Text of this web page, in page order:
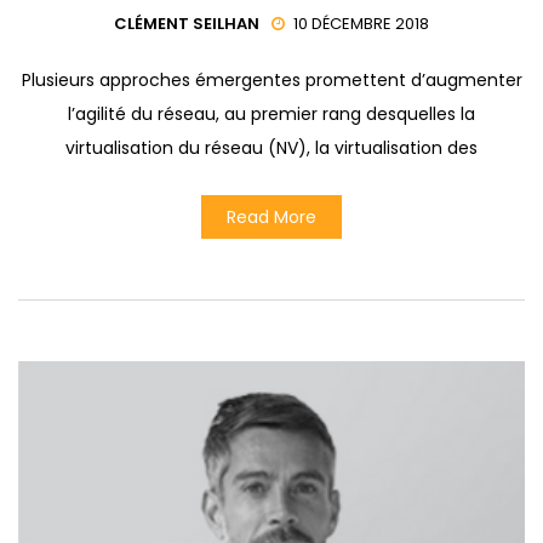
CLÉMENT SEILHAN 10 DÉCEMBRE 2018
Plusieurs approches émergentes promettent d’augmenter
l’agilité du réseau, au premier rang desquelles la
virtualisation du réseau (NV), la virtualisation des
Read More